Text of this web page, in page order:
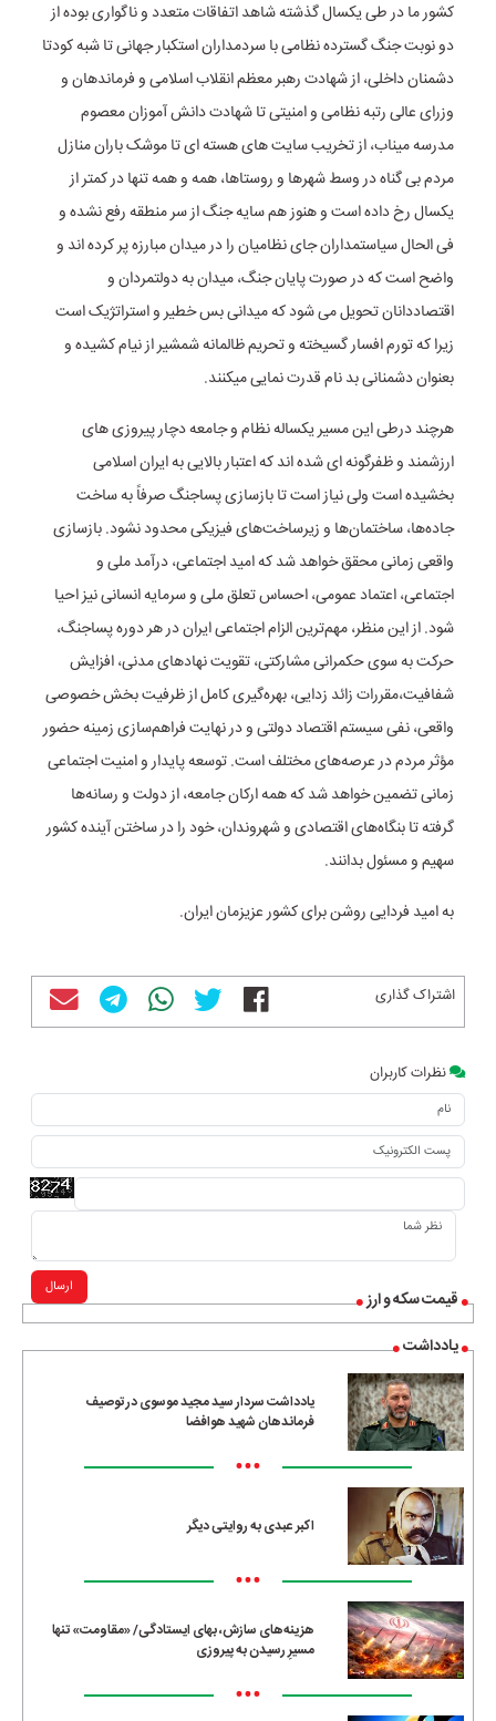
قیمت سکه و ارز
یادداشت
یادداشت سردار سید مجید موسوی در توصیف
فرماندهان شهید هوافضا
•••
اکبر عبدی به روایتی دیگر
•••
هزینه‌های سازش، بهای ایستادگی/ «مقاومت» تنها
مسیرِ رسیدن به پیروزی
•••
کشور ما در طی یکسال گذشته شاهد اتفاقات متعدد و ناگواری بوده از
دو نوبت جنگ گسترده نظامی با سردمداران استکبار جهانی تا شبه کودتا
دشمنان داخلی، از شهادت رهبر معظم انقلاب اسلامی و فرماندهان و
وزرای عالی رتبه نظامی و امنیتی تا شهادت دانش آموزان معصوم
مدرسه میناب، از تخریب سایت های هسته ای تا موشک باران منازل
مردم بی گناه در وسط شهرها و روستاها، همه و همه تنها در کمتر از
یکسال رخ داده است و هنوز هم سایه جنگ از سر منطقه رفع نشده و
فی الحال سیاستمداران جای نظامیان را در میدان مبارزه پر کرده اند و
واضح است که در صورت پایان جنگ، میدان به دولتمردان و
اقتصاددانان تحویل می شود که میدانی بس خطیر و استراتژیک است
زیرا که تورم افسار گسیخته و تحریم ظالمانه شمشیر از نیام کشیده و
بعنوان دشمنانی بد نام قدرت نمایی میکنند.
هرچند درطی این مسیر یکساله نظام و جامعه دچار پیروزی های
ارزشمند و ظفرگونه ای شده اند که اعتبار بالایی به ایران اسلامی
بخشیده است ولی نیاز است تا بازسازی پساجنگ صرفاً به ساخت
جاده‌ها، ساختمان‌ها و زیرساخت‌های فیزیکی محدود نشود. بازسازی
واقعی زمانی محقق خواهد شد که امید اجتماعی، درآمد ملی و
اجتماعی، اعتماد عمومی، احساس تعلق ملی و سرمایه انسانی نیز احیا
شود. از این منظر، مهم‌ترین الزام اجتماعی ایران در هر دوره پساجنگ،
حرکت به سوی حکمرانی مشارکتی، تقویت نهادهای مدنی، افزایش
شفافیت،مقررات زائد زدایی، بهره‌گیری کامل از ظرفیت بخش خصوصی
واقعی، نفی سیستم اقتصاد دولتی و در نهایت فراهم‌سازی زمینه حضور
مؤثر مردم در عرصه‌های مختلف است. توسعه پایدار و امنیت اجتماعی
زمانی تضمین خواهد شد که همه ارکان جامعه، از دولت و رسانه‌ها
گرفته تا بنگاه‌های اقتصادی و شهروندان، خود را در ساختن آینده کشور
سهیم و مسئول بدانند.
به امید فردایی روشن برای کشور عزیزمان ایران.
اشتراک گذاری
نظرات کاربران
ارسال